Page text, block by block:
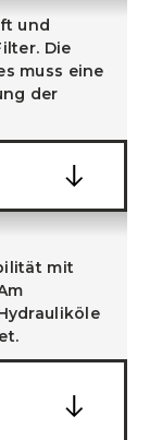
und
Die
muss eine
der
mit